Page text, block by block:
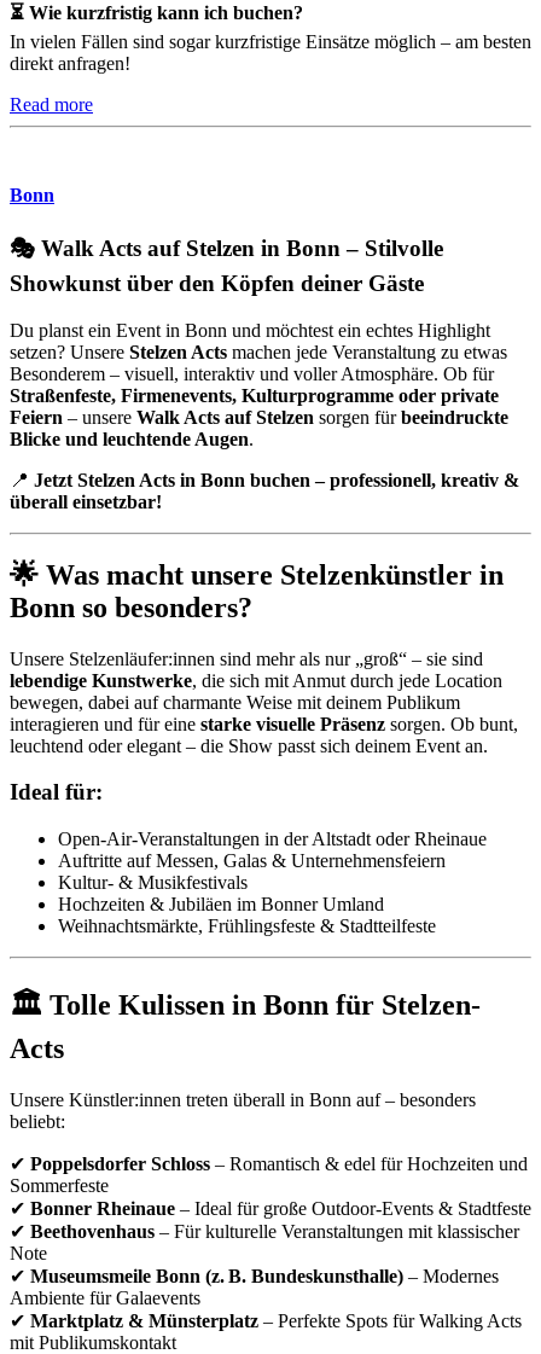
⏳ Wie kurzfristig kann ich buchen?
In vielen Fällen sind sogar kurzfristige Einsätze möglich – am besten
direkt anfragen!
Read more
Bonn
🎭 Walk Acts auf Stelzen in Bonn – Stilvolle
Showkunst über den Köpfen deiner Gäste
Du planst ein Event in Bonn und möchtest ein echtes Highlight
setzen? Unsere Stelzen Acts machen jede Veranstaltung zu etwas
Besonderem – visuell, interaktiv und voller Atmosphäre. Ob für
Straßenfeste, Firmenevents, Kulturprogramme oder private
Feiern – unsere Walk Acts auf Stelzen sorgen fürbeeindruckte
Blicke und leuchtende Augen.
📍 Jetzt Stelzen Acts in Bonn buchen – professionell, kreativ &
überall einsetzbar!
🌟 Was macht unsere Stelzenkünstler in
Bonn so besonders?
Unsere Stelzenläufer:innen sind mehr als nur „groß“ – sie sind
lebendige Kunstwerke, die sich mit Anmut durch jede Location
bewegen, dabei auf charmante Weise mit deinem Publikum
interagieren und für eine starke visuelle Präsenz sorgen. Ob bunt,
leuchtend oder elegant – die Show passt sich deinem Event an.
Ideal für:
Open-Air-Veranstaltungen in der Altstadt oder Rheinaue
Auftritte auf Messen, Galas & Unternehmensfeiern
Kultur- & Musikfestivals
Hochzeiten & Jubiläen im Bonner Umland
Weihnachtsmärkte, Frühlingsfeste & Stadtteilfeste
🏛 Tolle Kulissen in Bonn für Stelzen-
Acts
Unsere Künstler:innen treten überall in Bonn auf – besonders
beliebt:
✔ Poppelsdorfer Schloss – Romantisch & edel für Hochzeiten und
Sommerfeste
✔ Bonner Rheinaue – Ideal für große Outdoor-Events & Stadtfeste
✔ Beethovenhaus – Für kulturelle Veranstaltungen mit klassischer
Note
✔ Museumsmeile Bonn (z. B. Bundeskunsthalle) – Modernes
Ambiente für Galaevents
✔ Marktplatz & Münsterplatz – Perfekte Spots für Walking Acts
mit Publikumskontakt